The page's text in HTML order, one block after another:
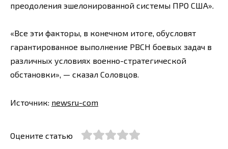
преодоления эшелонированной системы ПРО США».
«Все эти факторы, в конечном итоге, обусловят
гарантированное выполнение РВСН боевых задач в
различных условиях военно-стратегической
обстановки», — сказал Соловцов.
Источник: newsru-com
Оцените статью